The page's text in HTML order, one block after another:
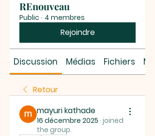
REnouveau
Public · 4 membres
Rejoindre
Discussion Médias Fichiers
Retour
mayuri kathade
16 décembre 2025 · joined
the group.